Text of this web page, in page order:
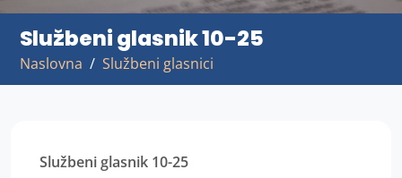
Službeni glasnik 10-25
Naslovna Službeni glasnici
Službeni glasnik 10-25